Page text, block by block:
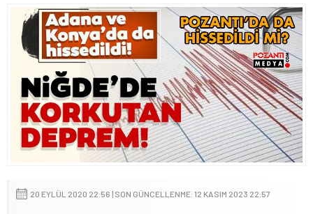
20 EYLÜL 2020 22:56 | SON GÜNCELLENME: 12 KASIM 2023 22:57